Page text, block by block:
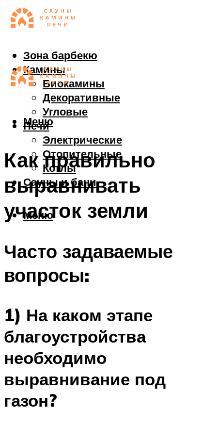
Зона барбекю
Камины
Биокамины
Декоративные
Угловые
Печи
Электрические
Отопительные
Котлы
Сауны и бани
Меню
Меню
Как правильно
выравнивать
участок земли
Часто задаваемые
вопросы:
1) На каком этапе
благоустройства
необходимо
выравнивание под
газон?